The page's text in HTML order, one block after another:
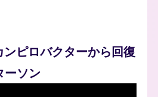
ピロバクターから回復
ーソン